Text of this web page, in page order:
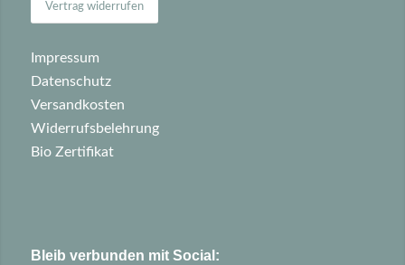
Vertrag widerrufen
Impressum
Datenschutz
Versandkosten
Widerrufsbelehrung
Bio Zertifikat
Bleib verbunden mit Social: